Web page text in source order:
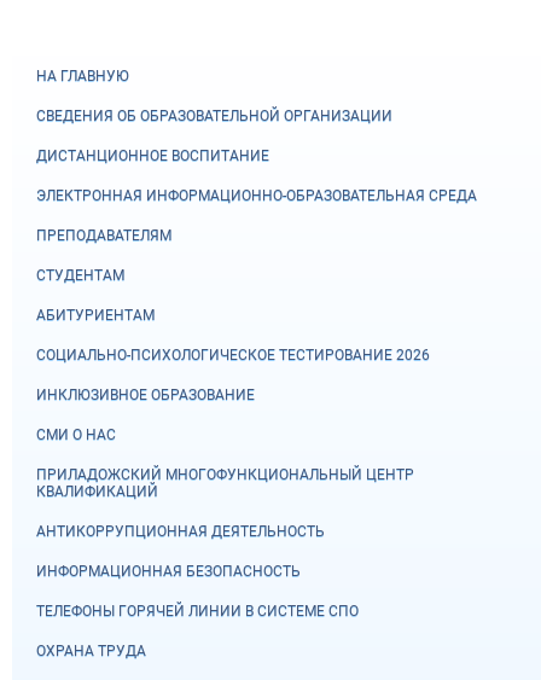
НА ГЛАВНУЮ
СВЕДЕНИЯ ОБ ОБРАЗОВАТЕЛЬНОЙ ОРГАНИЗАЦИИ
ДИСТАНЦИОННОЕ ВОСПИТАНИЕ
ЭЛЕКТРОННАЯ ИНФОРМАЦИОННО-ОБРАЗОВАТЕЛЬНАЯ СРЕДА
ПРЕПОДАВАТЕЛЯМ
СТУДЕНТАМ
АБИТУРИЕНТАМ
СОЦИАЛЬНО-ПСИХОЛОГИЧЕСКОЕ ТЕСТИРОВАНИЕ 2026
ИНКЛЮЗИВНОЕ ОБРАЗОВАНИЕ
СМИ О НАС
ПРИЛАДОЖСКИЙ МНОГОФУНКЦИОНАЛЬНЫЙ ЦЕНТР
КВАЛИФИКАЦИЙ
АНТИКОРРУПЦИОННАЯ ДЕЯТЕЛЬНОСТЬ
ИНФОРМАЦИОННАЯ БЕЗОПАСНОСТЬ
ТЕЛЕФОНЫ ГОРЯЧЕЙ ЛИНИИ В СИСТЕМЕ СПО
ОХРАНА ТРУДА